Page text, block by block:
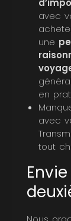
avec
une
en
avec
tout
Envie